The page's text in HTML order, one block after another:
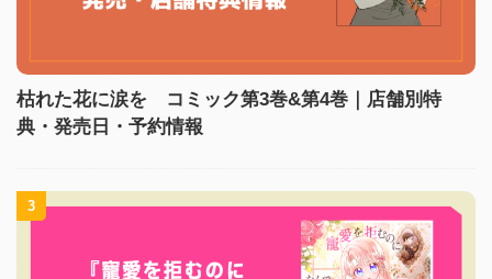
枯れた花に涙を コミック第3巻&第4巻｜店舗別特
典・発売日・予約情報
3